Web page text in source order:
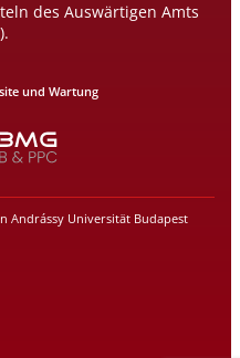
des Auswärtigen Amts
Andrássy Universität Budapest
und Wartung